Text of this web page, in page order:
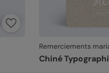
Remerciements
Chiné